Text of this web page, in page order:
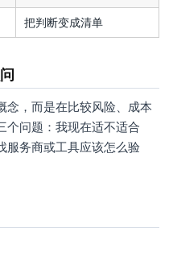
把判断变成清单
念，而是在比较风险、成本
个问题：我现在适不适合
服务商或工具应该怎么验